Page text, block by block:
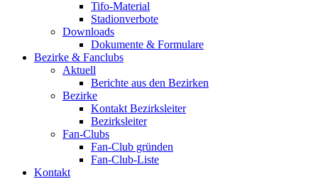
Tifo-Material
Stadionverbote
Downloads
Dokumente & Formulare
Bezirke & Fanclubs
Aktuell
Berichte aus den Bezirken
Bezirke
Kontakt Bezirksleiter
Bezirksleiter
Fan-Clubs
Fan-Club gründen
Fan-Club-Liste
Kontakt